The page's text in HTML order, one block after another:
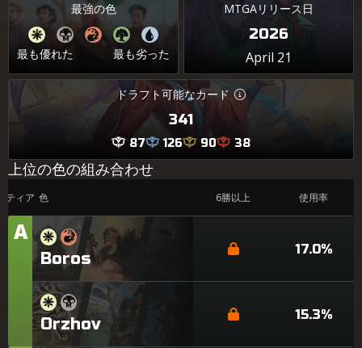
最強の色
最も優れた 最も劣った
MTGAリリース日
2026
April 21
ドラフト可能なカード
341
87 126 90 38
上位の色の組み合わせ
ティア 色 6勝以上 使用率
テ
A
Boros 17.0%
Orzhov 15.3%